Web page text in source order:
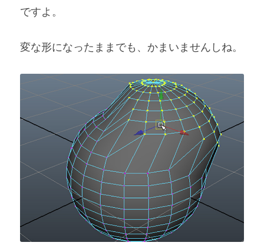
ですよ。
変な形になったままでも、かまいませんしね。